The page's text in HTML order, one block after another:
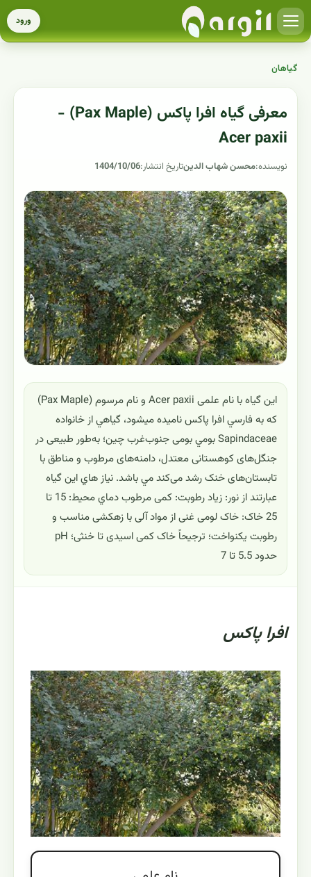
ورود
گیاهان
معرفی گیاه افرا پاکس (Pax Maple) -
Acer paxii
نویسنده:محسن شهاب الدینتاریخ انتشار:1404/10/06
این گیاه با نام علمی Acer paxii و نام مرسوم (Pax Maple)
که به فارسي افرا پاکس ناميده ميشود، گياهي از خانواده
Sapindaceae بومي بومی جنوب‌غرب چین؛ به‌طور طبیعی در
جنگل‌های کوهستانی معتدل، دامنه‌های مرطوب و مناطق با
تابستان‌های خنک رشد می‌کند مي باشد. نياز هاي اين گياه
عبارتند از نور: زیاد رطوبت: کمی مرطوب دماي محيط: 15 تا
25 خاک: خاک لومی غنی از مواد آلی با زهکشی مناسب و
رطوبت یکنواخت؛ ترجیحاً خاک کمی اسیدی تا خنثی؛ pH
حدود 5.5 تا 7
افرا پاکس